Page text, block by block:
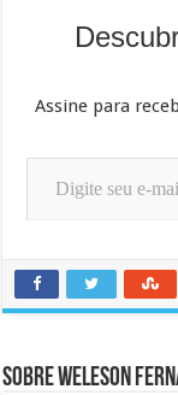
Assine para
Digite seu e-mail…
Sobre Weleson